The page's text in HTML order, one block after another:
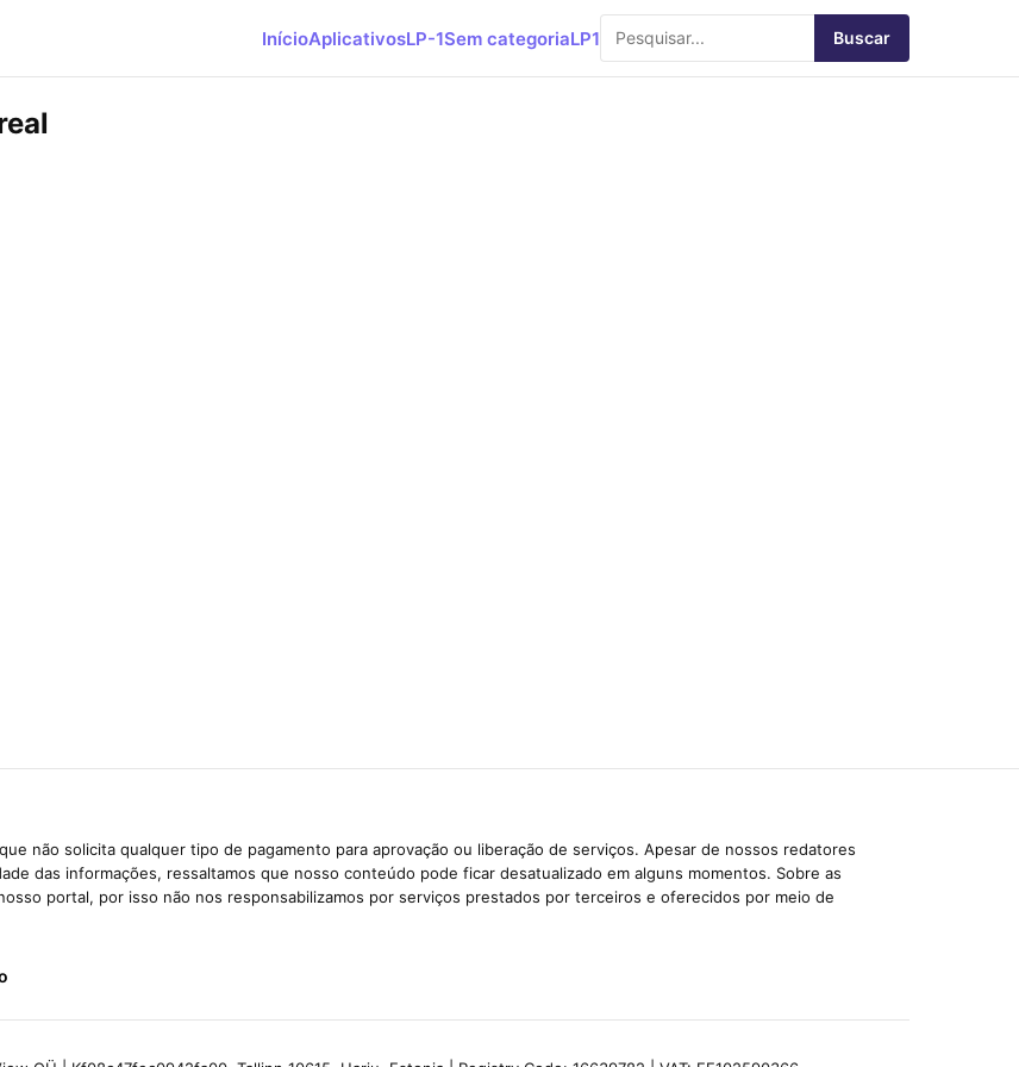
InícioAplicativosLP-1Sem categoriaLP1 Buscar
não solicita qualquer tipo de pagamento para aprovação ou liberação de serviços. Apesar de nossos redatores
das informações, ressaltamos que nosso conteúdo pode ficar desatualizado em alguns momentos. Sobre as
portal, por isso não nos responsabilizamos por serviços prestados por terceiros e oferecidos por meio de